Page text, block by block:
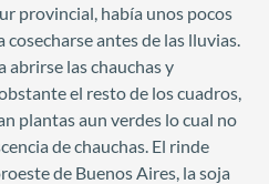
provincial, había unos pocos
antes de las lluvias.
abrirse las chauchas y
el resto de los cuadros,
plantas aun verdes lo cual no
de chauchas. El rinde
de Buenos Aires, la soja